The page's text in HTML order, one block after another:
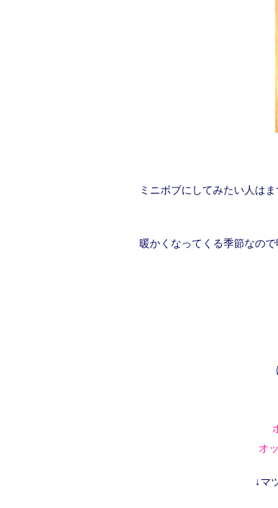
ミニボブにしてみたい人は
暖かくなってくる季節なの
オ
↓マ